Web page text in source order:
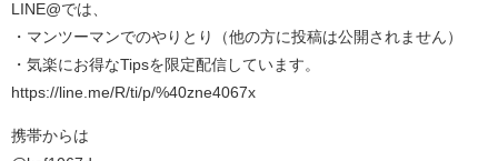
LINE@では、
・マンツーマンでのやりとり（他の方に投稿は公開されません）
・気楽にお得なTipsを限定配信しています。
https://line.me/R/ti/p/%40zne4067x
携帯からは